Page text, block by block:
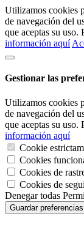
Utilizamos cookies
de navegación del
que aceptas su
información aquí
Gestionar las
Utilizamos cookies
de navegación del
que aceptas su
información aquí
Cookie
Cookies
Cookies de
Cookies de
Denegar todas
Guardar